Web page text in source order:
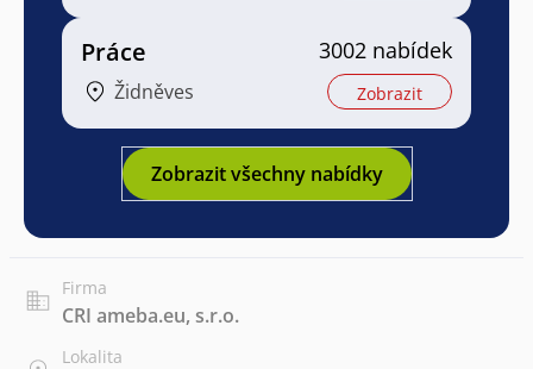
Práce
Židněves
3002 nabídek
Zobrazit
Zobrazit všechny nabídky
Firma
CRI ameba.eu, s.r.o.
Lokalita